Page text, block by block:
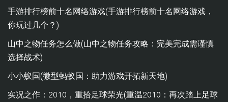
手游排行榜前十名网络游戏(手游排行榜前十名网络游戏，
你玩过几个？)
山中之物任务怎么做(山中之物任务攻略：完美完成需谨慎
选择战术)
小小蚁国(微型蚂蚁国：助力游戏开拓新天地)
实况之作：2010，重拾足球荣光(重温2010：再次踏上足球